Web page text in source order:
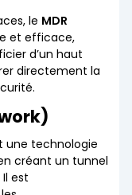
le MDR
et efficace,
d’un haut
directement la
une technologie
créant un tunnel
est